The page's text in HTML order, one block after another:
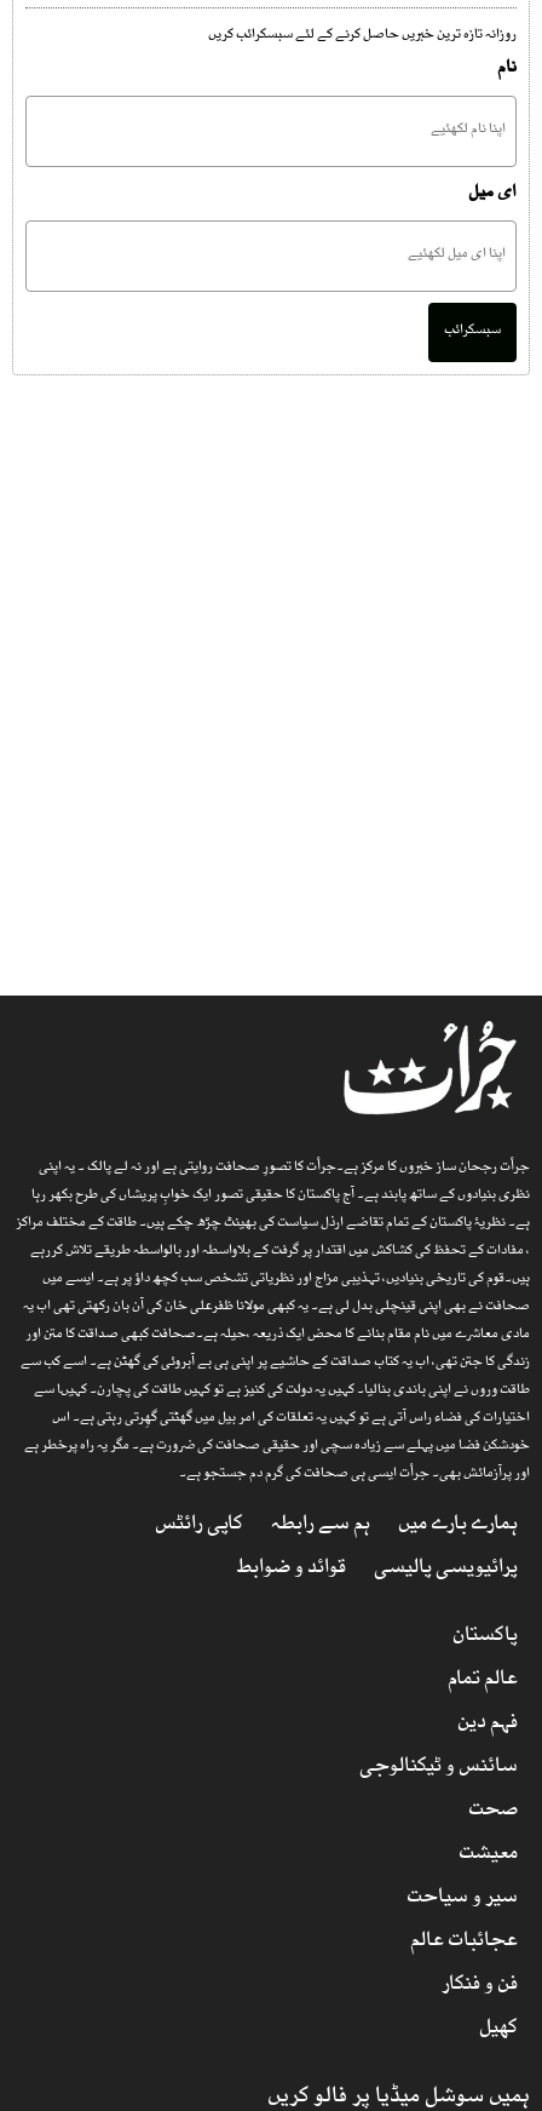
روزانہ تازہ ترین خبریں حاصل کرنے کے لئے سبسکرائب کریں
نام
ای میل
سبسکرائب
جرأت رجحان ساز خبروں کا مرکز ہے۔جرأت کا تصورِ صحافت روایتی ہے اور نہ لے پالک ۔ یہ اپنی
نظری بنیادوں کے ساتھ پابند ہے۔ آج پاکستان کا حقیقی تصور ایک خوابِ پریشاں کی طرح بکھر رہا
ہے۔ نظریۂ پاکستان کے تمام تقاضے ارذل سیاست کی بھینٹ چڑھ چکے ہیں۔ طاقت کے مختلف مراکز
، مفادات کے تحفظ کی کشاکش میں اقتدار پر گرفت کے بلاواسطہ اور بالواسطہ طریقے تلاش کررہے
ہیں۔قوم کی تاریخی بنیادیں، تہذیبی مزاج اور نظریاتی تشخص سب کچھ داؤ پر ہے۔ ایسے میں
صحافت نے بھی اپنی قینچلی بدل لی ہے۔ یہ کبھی مولانا ظفرعلی خان کی آن بان رکھتی تھی اب یہ
مادی معاشرے میں نام مقام بنانے کا محض ایک ذریعہ ،حیلہ ہے۔صحافت کبھی صداقت کا متن اور
زندگی کا جتن تھی، اب یہ کتاب صداقت کے حاشیے پر اپنی ہی بے آبروئی کی گھٹن ہے۔ اسے کب سے
طاقت وروں نے اپنی باندی بنالیا۔ کہیں یہ دولت کی کنیز ہے تو کہیں طاقت کی پچارن۔ کہیںا سے
اختیارات کی فضاء راس آتی ہے تو کہیں یہ تعلقات کی امر بیل میں گھٹتی گھِرتی رہتی ہے۔ اس
خودشکن فضا میں پہلے سے زیادہ سچی اور حقیقی صحافت کی ضرورت ہے۔ مگر یہ راہ پرخطر ہے
اور پرآزمائش بھی۔ جرأت ایسی ہی صحافت کی گرم دم جستجو ہے۔
ہمارے بارے میں ہم سے رابطہ
کاپی رائٹس
پرائیویسی پالیسی
قوائد و ضوابط
پاکستان
عالم تمام
فہم دین
سائنس و ٹیکنالوجی
صحت
معیشت
سیر و سیاحت
عجائبات عالم
فن و فنکار
کھیل
ہمیں سوشل میڈیا پر فالو کریں